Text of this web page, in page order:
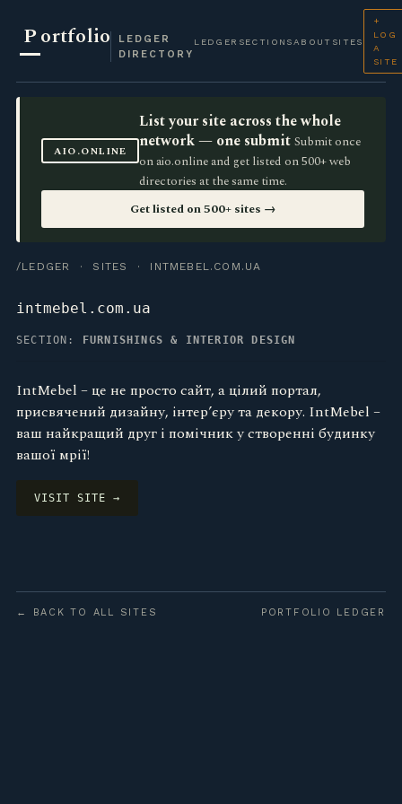
Portfolio
LEDGER
DIRECTORY
LEDGER SECTIONS ABOUT SITES
+
LOG
A
SITE
AIO.ONLINE
List your site across the whole
network — one submit Submit once
on aio.online and get listed on 500+ web
directories at the same time.
Get listed on 500+ sites →
/LEDGER · SITES · INTMEBEL.COM.UA
intmebel.com.ua
SECTION: FURNISHINGS & INTERIOR DESIGN
IntMebel – це не просто сайт, а цілий портал,
присвячений дизайну, інтер’єру та декору. IntMebel –
ваш найкращий друг і помічник у створенні будинку
вашої мрії!
VISIT SITE →
← BACK TO ALL SITES PORTFOLIO LEDGER